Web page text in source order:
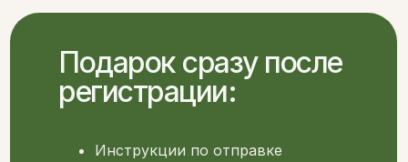
Инструкции по отправке
Подарок сразу после
регистрации: